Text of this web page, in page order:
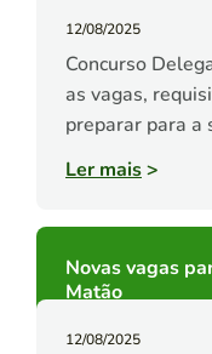
12/08/2025
Concurso
as vagas,
preparar para a
Ler mais>
Novas vagas
Matão
12/08/2025